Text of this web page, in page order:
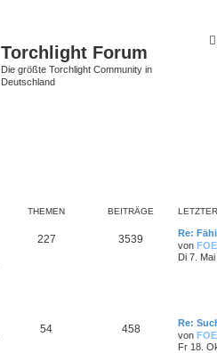
Torchlight Forum
Die größte Torchlight Community in
Deutschland
THEMEN BEITRÄGE
227 3539
Re:
von FOE
Di 7.
54 458
Re:
von FOE
Fr 18.